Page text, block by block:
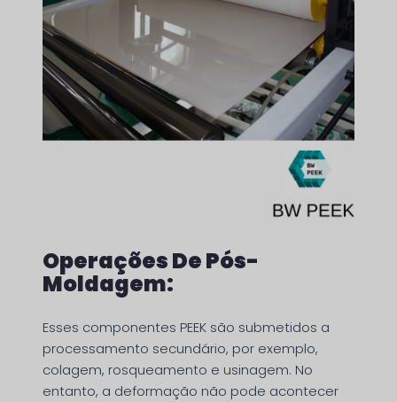
Operações De Pós-
Moldagem:
Esses componentes PEEK são submetidos a
processamento secundário, por exemplo,
colagem, rosqueamento e usinagem. No
entanto, a deformação não pode acontecer